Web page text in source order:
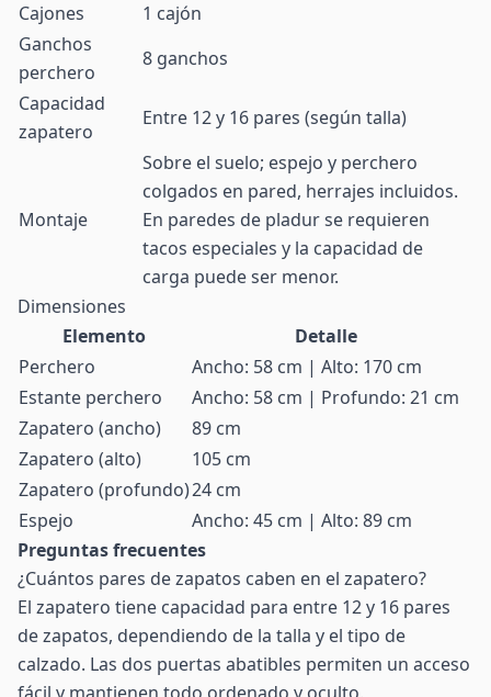
Cajones
1 cajón
Ganchos
perchero
8 ganchos
Capacidad
zapatero
Entre 12 y 16 pares (según talla)
Montaje
Sobre el suelo; espejo y perchero
colgados en pared, herrajes incluidos.
En paredes de pladur se requieren
tacos especiales y la capacidad de
carga puede ser menor.
Dimensiones
Elemento
Detalle
Perchero
Ancho: 58 cm | Alto: 170 cm
Estante perchero
Ancho: 58 cm | Profundo: 21 cm
Zapatero (ancho)
89 cm
Zapatero (alto)
105 cm
Zapatero (profundo)24 cm
Espejo
Ancho: 45 cm | Alto: 89 cm
Preguntas frecuentes
¿Cuántos pares de zapatos caben en el zapatero?
El zapatero tiene capacidad para entre 12 y 16 pares
de zapatos, dependiendo de la talla y el tipo de
calzado. Las dos puertas abatibles permiten un acceso